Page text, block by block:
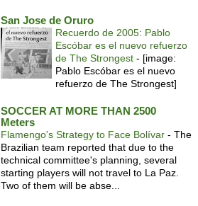
San Jose de Oruro
Recuerdo de 2005: Pablo
Escóbar es el nuevo refuerzo
de The Strongest - [image:
Pablo Escóbar es el nuevo
refuerzo de The Strongest]
SOCCER AT MORE THAN 2500
Meters
Flamengo's Strategy to Face Bolívar - The
Brazilian team reported that due to the
technical committee's planning, several
starting players will not travel to La Paz.
Two of them will be abse...